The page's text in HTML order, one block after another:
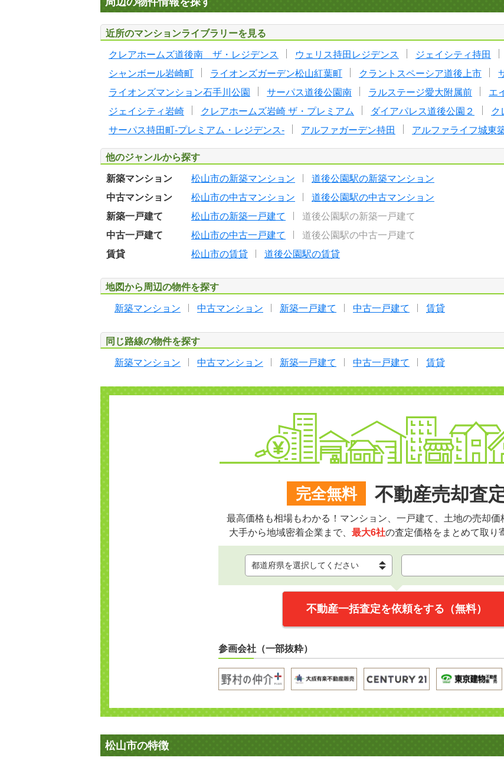
近所のマンションライブラリーを見る
クレアホームズ道後南 ザ・レジデンス ウェリス持田レジデンス ジェイシティ持田
シャンボール岩崎町
ライオンズガーデン松山紅葉町 クラントスペーシア道後上市
ライオンズマンション石手川公園
サーパス道後公園南 ラルステージ愛大附属前
エ
ジェイシティ岩崎
クレアホームズ岩崎 ザ・プレミアム ダイアパレス道後公園２
ク
サーパス持田町-プレミアム・レジデンス-
アルファガーデン持田 アルファライフ城東
他のジャンルから探す
新築マンション 松山市の新築マンション
道後公園駅の新築マンション
中古マンション
松山市の中古マンション
道後公園駅の中古マンション
新築一戸建て
松山市の新築一戸建て
道後公園駅の新築一戸建て
中古一戸建て
松山市の中古一戸建て
道後公園駅の中古一戸建て
賃貸
松山市の賃貸 道後公園駅の賃貸
地図から周辺の物件を探す
新築マンション 中古マンション 新築一戸建て 中古一戸建て 賃貸
同じ路線の物件を探す
新築マンション 中古マンション 新築一戸建て 中古一戸建て 賃貸
完全無料 不動産売却査
最高価格も相場もわかる！マンション、一戸建て、土地の売却価
大手から地域密着企業まで、 最大6社の査定価格をまとめて取り
不動産一括査定を依頼をする（無料）
参画会社（一部抜粋）
松山市の特徴